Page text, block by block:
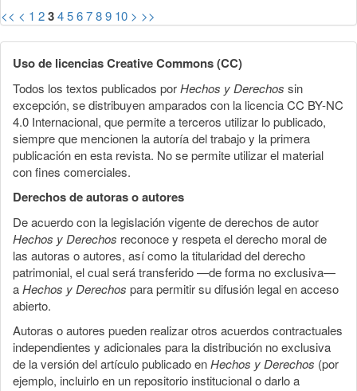
<< < 1 23456789 10 > >>
Uso de licencias Creative Commons (CC)
Todos los textos publicados porHechos y Derechos sin
excepción, se distribuyen amparados con la licencia CC BY-NC
4.0 Internacional, que permite a terceros utilizar lo publicado,
siempre que mencionen la autoría del trabajo y la primera
publicación en esta revista. No se permite utilizar el material
con fines comerciales.
Derechos de autoras o autores
De acuerdo con la legislación vigente de derechos de autor
Hechos y Derechos reconoce y respeta el derecho moral de
las autoras o autores, así como la titularidad del derecho
patrimonial, el cual será transferido —de forma no exclusiva—
aHechos y Derechos para permitir su difusión legal en acceso
abierto.
Autoras o autores pueden realizar otros acuerdos contractuales
independientes y adicionales para la distribución no exclusiva
de la versión del artículo publicado enHechos y Derechos (por
ejemplo, incluirlo en un repositorio institucional o darlo a